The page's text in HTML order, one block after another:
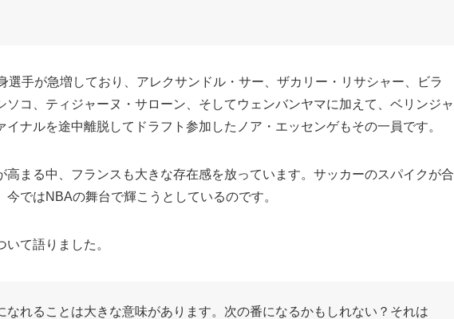
選手が急増しており、アレクサンドル・サー、ザカリー・リサシャー、ビラ
ソコ、ティジャーヌ・サローン、そしてウェンバンヤマに加えて、ベリンジャ
イナルを途中離脱してドラフト参加したノア・エッセンゲもその一員です。
高まる中、フランスも大きな存在感を放っています。サッカーのスパイクが合
ではNBAの舞台で輝こうとしているのです。
て語りました。
なれることは大きな意味があります。次の番になるかもしれない？それは